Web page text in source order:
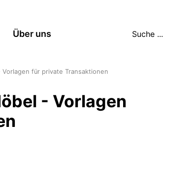
Über uns
für private Transaktionen
- Vorlagen